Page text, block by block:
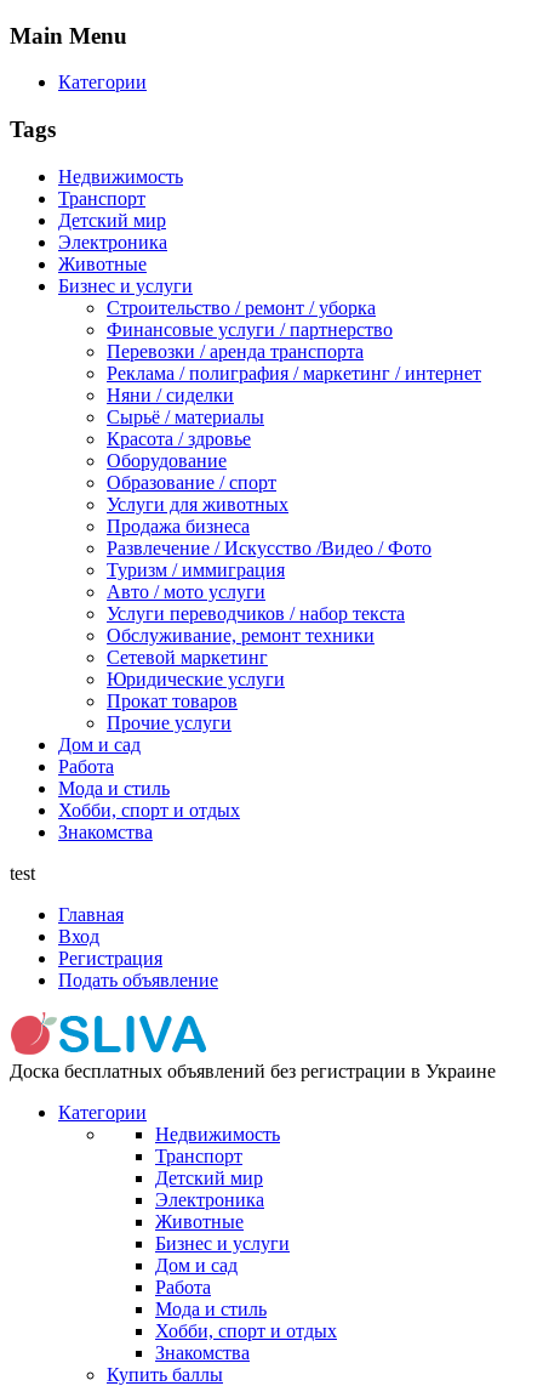
Main Menu
Категории
Tags
Недвижимость
Транспорт
Детский мир
Электроника
Животные
Бизнес и услуги
Строительство / ремонт / уборка
Финансовые услуги / партнерство
Перевозки / аренда транспорта
Реклама / полиграфия / маркетинг / интернет
Няни / сиделки
Сырьё / материалы
Красота / здровье
Оборудование
Образование / спорт
Услуги для животных
Продажа бизнеса
Развлечение / Искусство /Видео / Фото
Туризм / иммиграция
Авто / мото услуги
Услуги переводчиков / набор текста
Обслуживание, ремонт техники
Сетевой маркетинг
Юридические услуги
Прокат товаров
Прочие услуги
Дом и сад
Работа
Мода и стиль
Хобби, спорт и отдых
Знакомства
test
Главная
Вход
Регистрация
Подать объявление
Доска бесплатных объявлений без регистрации в Украине
Категории
Недвижимость
Транспорт
Детский мир
Электроника
Животные
Бизнес и услуги
Дом и сад
Работа
Мода и стиль
Хобби, спорт и отдых
Знакомства
Купить баллы